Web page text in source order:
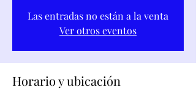
Las entradas no están a la venta
Ver otros eventos
Horario y ubicación